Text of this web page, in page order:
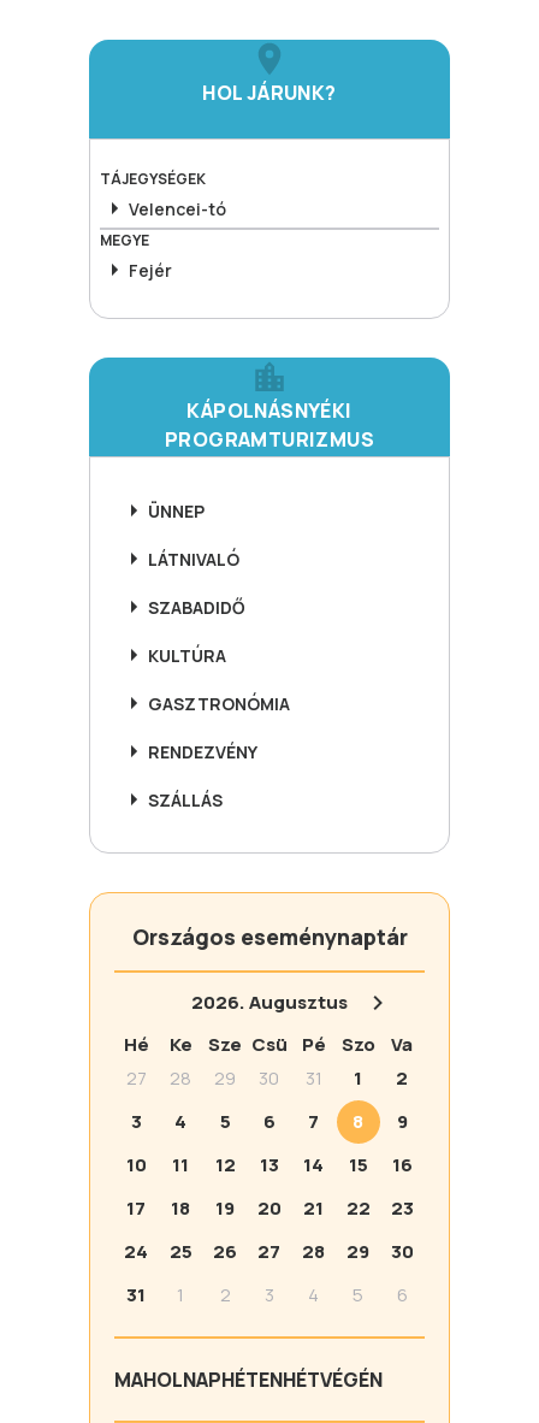
HOL JÁRUNK?
TÁJEGYSÉGEK
Velencei-tó
MEGYE
Fejér
KÁPOLNÁSNYÉKI
PROGRAMTURIZMUS
ÜNNEP
LÁTNIVALÓ
SZABADIDŐ
KULTÚRA
GASZTRONÓMIA
RENDEZVÉNY
SZÁLLÁS
Országos eseménynaptár
2026.Augusztus
Hé
Ke Sze Csü Pé Szo
Va
27
28 29 30 31 1
2
3
4 5 6 7 8
9
10
11 12 13 14 15
16
17
18 19 20 21 22
23
24
25 26 27 28 29
30
31
1 2 3 4 5 6
MAHOLNAPHÉTENHÉTVÉGÉN